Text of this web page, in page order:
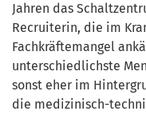
Jahren das
Recruiterin, die im
Fachkräftemangel
unterschiedlichste
sonst eher im
die medizinisch-